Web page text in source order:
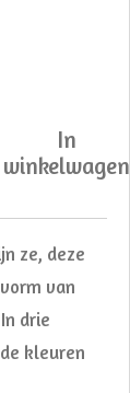
In
winkelwagen
ze, deze
van
drie
kleuren